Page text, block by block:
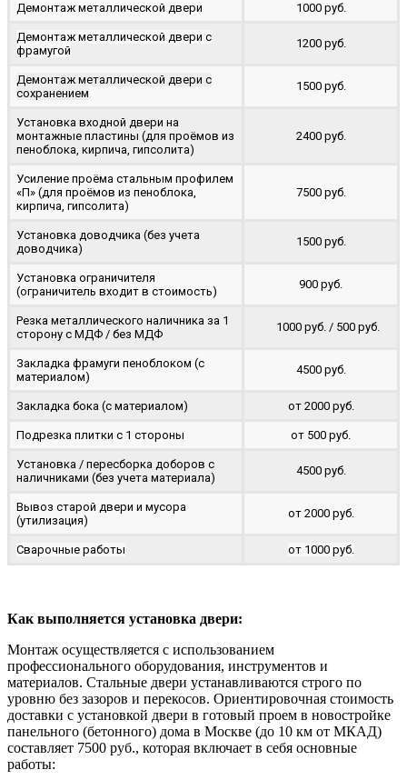
Демонтаж металлической двери 1000 руб.
Демонтаж металлической двери с
фрамугой
1200 руб.
Демонтаж металлической двери с
сохранением
1500 руб.
Установка входной двери на
монтажные пластины (для проёмов из
пеноблока, кирпича, гипсолита)
2400 руб.
Усиление проёма стальным профилем
«П» (для проёмов из пеноблока,
кирпича, гипсолита)
7500 руб.
Установка доводчика (без учета
доводчика)
1500 руб.
Установка ограничителя
(ограничитель входит в стоимость)
900 руб.
Резка металлического наличника за 1
сторону с МДФ / без МДФ
1000 руб. / 500 руб.
Закладка фрамуги пеноблоком (с
материалом)
4500 руб.
Закладка бока (с материалом) от 2000 руб.
Подрезка плитки с 1 стороны от 500 руб.
Установка / пересборка доборов с
наличниками (без учета материала)
4500 руб.
Вывоз старой двери и мусора
(утилизация)
от 2000 руб.
Сварочные работы от 1000 руб.
Как выполняется установка двери:
Монтаж осуществляется с использованием
профессионального оборудования, инструментов и
материалов. Стальные двери устанавливаются строго по
уровню без зазоров и перекосов. Ориентировочная стоимость
доставки с установкой двери в готовый проем в новостройке
панельного (бетонного) дома в Москве (до 10 км от МКАД)
составляет 7500 руб., которая включает в себя основные
работы: